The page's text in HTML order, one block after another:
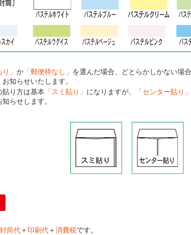
」 か 「郵便枠なし」 を選んだ場合、どとらかしかない場合
知らせいたします。
貼り方は基本 「スミ貼り」 になりますが、 「センター貼り」
らせします。
封筒代 ＋ 印刷代 ＋ 消費税です。